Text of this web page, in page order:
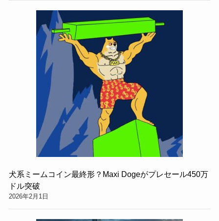
犬系ミームコイン最終形？Maxi Dogeがプレセール450万
ドル突破
2026年2月1日